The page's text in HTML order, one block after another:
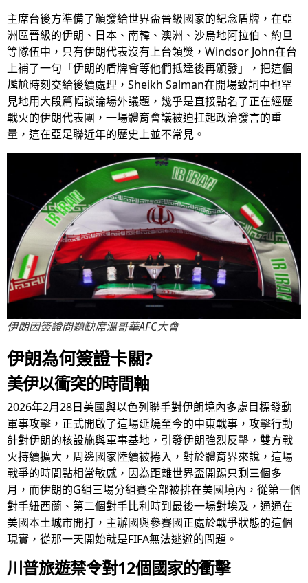
主席台後方準備了頒發給世界盃晉級國家的紀念盾牌，在亞
洲區晉級的伊朗、日本、南韓、澳洲、沙烏地阿拉伯、約旦
等隊伍中，只有伊朗代表沒有上台領獎，Windsor John在台
上補了一句「伊朗的盾牌會等他們抵達後再頒發」，把這個
尷尬時刻交給後續處理，Sheikh Salman在開場致詞中也罕
見地用大段篇幅談論場外議題，幾乎是直接點名了正在經歷
戰火的伊朗代表團，一場體育會議被迫扛起政治發言的重
量，這在亞足聯近年的歷史上並不常見。
伊朗因簽證問題缺席溫哥華AFC大會
伊朗為何簽證卡關?
美伊以衝突的時間軸
2026年2月28日美國與以色列聯手對伊朗境內多處目標發動
軍事攻擊，正式開啟了這場延燒至今的中東戰事，攻擊行動
針對伊朗的核設施與軍事基地，引發伊朗強烈反擊，雙方戰
火持續擴大，周邊國家陸續被捲入，對於體育界來說，這場
戰爭的時間點相當敏感，因為距離世界盃開踢只剩三個多
月，而伊朗的G組三場分組賽全部被排在美國境內，從第一個
對手紐西蘭、第二個對手比利時到最後一場對埃及，通通在
美國本土城市開打，主辦國與參賽國正處於戰爭狀態的這個
現實，從那一天開始就是FIFA無法逃避的問題。
川普旅遊禁令對12個國家的衝擊